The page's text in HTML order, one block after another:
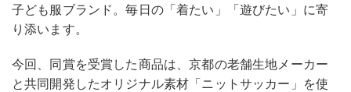
子ども服ブランド。毎日の「着たい」「遊びたい」に寄
り添います。
今回、同賞を受賞した商品は、京都の老舗生地メーカー
と共同開発したオリジナル素材「ニットサッカー」を使